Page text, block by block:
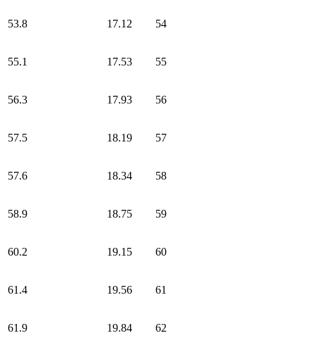
53.8 17.12 54
55.1 17.53 55
56.3 17.93 56
57.5 18.19 57
57.6 18.34 58
58.9 18.75 59
60.2 19.15 60
61.4 19.56 61
61.9 19.84 62